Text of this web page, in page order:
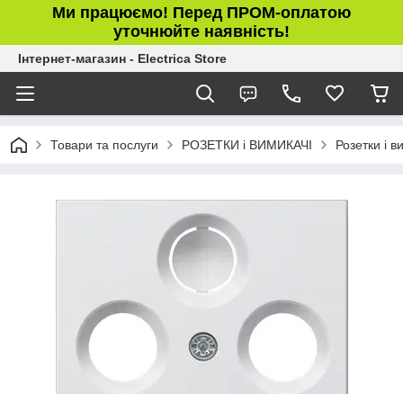
Ми працюємо! Перед ПРОМ-оплатою
уточнюйте наявність!
Інтернет-магазин - Electrica Store
Товари та послуги РОЗЕТКИ і ВИМИКАЧІ Розетки і